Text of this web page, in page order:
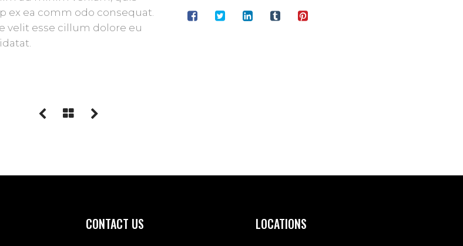
ex ea comm odo consequat.
velit esse cillum dolore eu
CONTACT US LOCATIONS